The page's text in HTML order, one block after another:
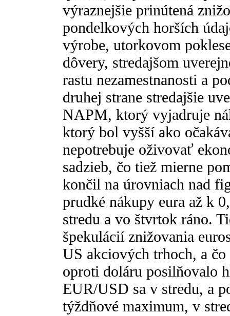
výraznejšie prinútená
pondelkových horších
výrobe, utorkovom
dôvery, stredajšom
rastu nezamestnanosti a
druhej strane stredajšie
NAPM, ktorý vyjadruje
ktorý bol vyšší ako
nepotrebuje oživovať
sadzieb, čo tiež mierne
končil na úrovniach nad
prudké nákupy eura až k
stredu a vo štvrtok ráno.
špekulácií znižovania
US akciových trhoch, a
oproti doláru posilňovalo
EUR/USD sa v stredu, a
týždňové maximum, v